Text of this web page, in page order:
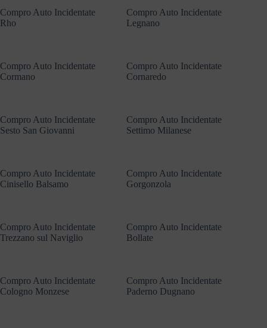
Compro Auto Incidentate
Rho
Compro Auto Incidentate
Legnano
Compro Auto Incidentate
Cormano
Compro Auto Incidentate
Cornaredo
Compro Auto Incidentate
Sesto San Giovanni
Compro Auto Incidentate
Settimo Milanese
Compro Auto Incidentate
Cinisello Balsamo
Compro Auto Incidentate
Gorgonzola
Compro Auto Incidentate
Trezzano sul Naviglio
Compro Auto Incidentate
Bollate
Compro Auto Incidentate
Cologno Monzese
Compro Auto Incidentate
Paderno Dugnano